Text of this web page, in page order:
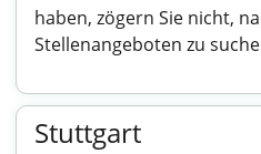
haben, zögern Sie nicht,
Stellenangeboten zu
Stuttgart